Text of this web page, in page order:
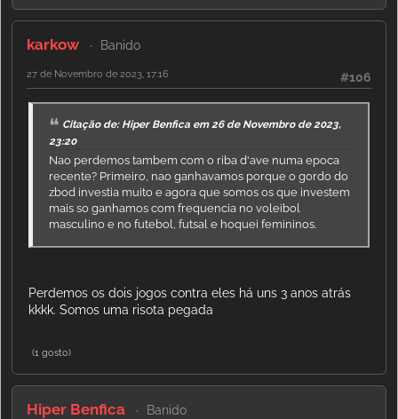
karkow Banido
#106
27 de Novembro de 2023, 17:16
Citação de: Hiper Benfica em 26 de Novembro de 2023,
23:20
Nao perdemos tambem com o riba d'ave numa epoca
recente? Primeiro, nao ganhavamos porque o gordo do
zbod investia muito e agora que somos os que investem
mais so ganhamos com frequencia no voleibol
masculino e no futebol, futsal e hoquei femininos.
Perdemos os dois jogos contra eles há uns 3 anos atrás
kkkk. Somos uma risota pegada
(1 gosto)
Hiper Benfica Banido